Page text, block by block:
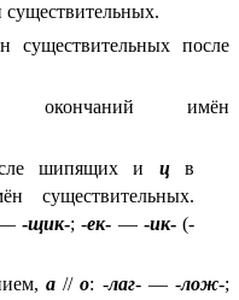
после
окончаний имён
шипящих и цв
существительных.
-щик-; -ек- — -ик-(-
а//о: -лаг- — -лож-;